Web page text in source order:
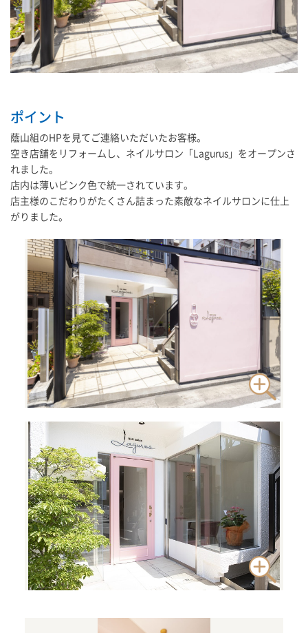
ポイント
蔭山組のHPを見てご連絡いただいたお客様。
空き店舗をリフォームし、ネイルサロン「Lagurus」をオープンさ
れました。
店内は薄いピンク色で統一されています。
店主様のこだわりがたくさん詰まった素敵なネイルサロンに仕上
がりました。